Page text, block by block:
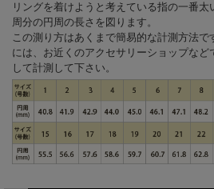
リングを着けようと考えている指の一番太
周分の円周の長さを図ります。
この測り方はあくまで簡易的な計測方法
には、お近くのアクセサリーショップなど
して計測して下さい。